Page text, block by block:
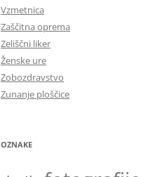
Vzmetnica
Zaščitna oprema
Zeliščni liker
Ženske ure
Zobozdravstvo
Zunanje ploščice
OZNAKE